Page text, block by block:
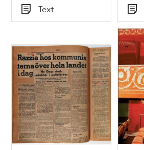
Tid
Typ
Text Tid
Typ